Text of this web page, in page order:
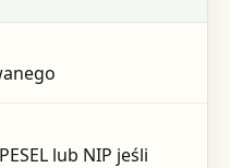
lub NIP jeśli